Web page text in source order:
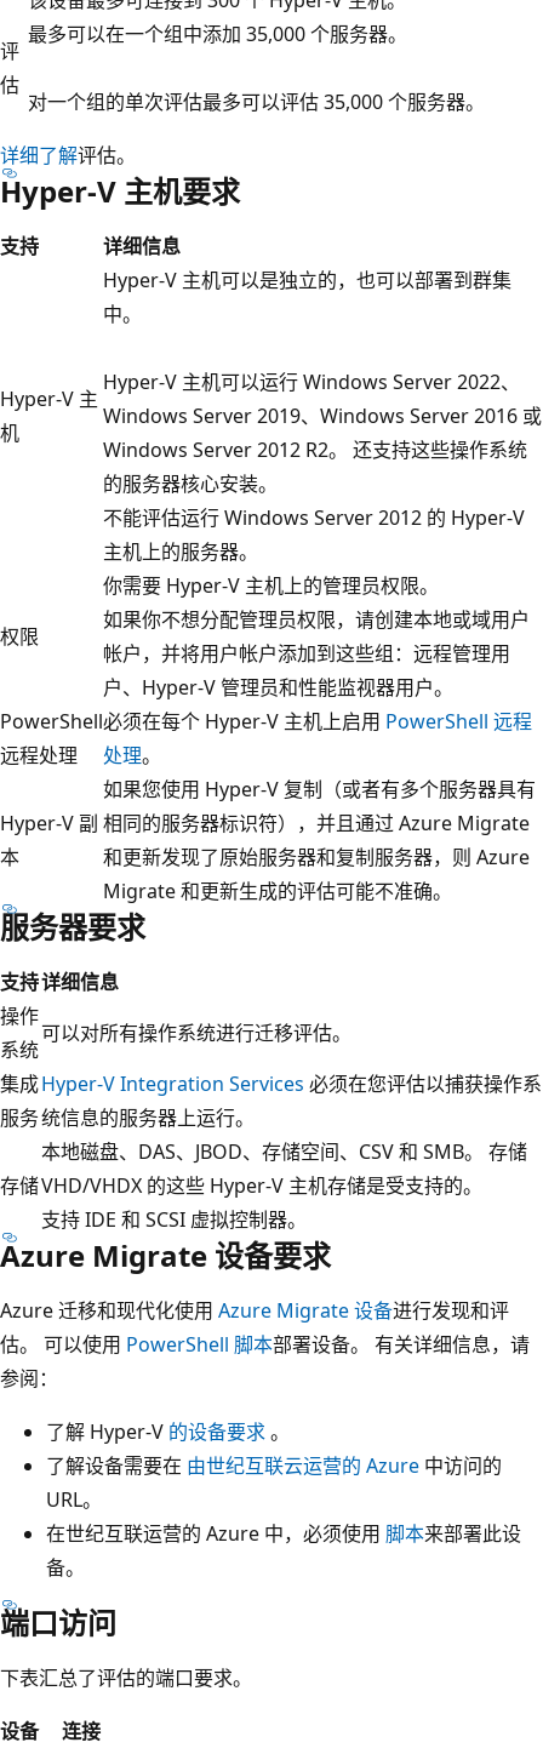
评
估
最多可以在一个组中添加 35,000 个服务器。
对一个组的单次评估最多可以评估 35,000 个服务器。
详细了解评估。
Hyper-V 主机要求
支持 详细信息
Hyper-V 主
机
Hyper-V 主机可以是独立的，也可以部署到群集
中。
Hyper-V 主机可以运行 Windows Server 2022、
Windows Server 2019、Windows Server 2016 或
Windows Server 2012 R2。 还支持这些操作系统
的服务器核心安装。
不能评估运行 Windows Server 2012 的 Hyper-V
主机上的服务器。
权限
你需要 Hyper-V 主机上的管理员权限。
如果你不想分配管理员权限，请创建本地或域用户
帐户，并将用户帐户添加到这些组：远程管理用
户、Hyper-V 管理员和性能监视器用户。
PowerShell
远程处理
必须在每个 Hyper-V 主机上启用 PowerShell 远程
处理。
Hyper-V 副
本
如果您使用 Hyper-V 复制（或者有多个服务器具有
相同的服务器标识符），并且通过 Azure Migrate
和更新发现了原始服务器和复制服务器，则 Azure
Migrate 和更新生成的评估可能不准确。
服务器要求
支持详细信息
操作
系统
可以对所有操作系统进行迁移评估。
集成
服务
Hyper-V Integration Services 必须在您评估以捕获操作系
统信息的服务器上运行。
存储
本地磁盘、DAS、JBOD、存储空间、CSV 和 SMB。 存储
VHD/VHDX 的这些 Hyper-V 主机存储是受支持的。
支持 IDE 和 SCSI 虚拟控制器。
Azure Migrate 设备要求
Azure 迁移和现代化使用 Azure Migrate 设备进行发现和评
估。 可以使用 PowerShell 脚本部署设备。 有关详细信息，请
参阅：
了解 Hyper-V 的设备要求。
了解设备需要在 由世纪互联云运营的 Azure 中访问的
URL。
在世纪互联运营的 Azure 中，必须使用 脚本来部署此设
备。
端口访问
下表汇总了评估的端口要求。
设备
连接